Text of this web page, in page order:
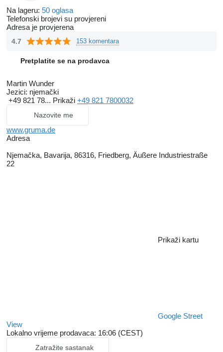
Na lageru: 50 oglasa
Telefonski brojevi su provjereni
Adresa je provjerena
4.7 153 komentara
Pretplatite se na prodavca
Martin Wunder
Jezici: njemački
+49 821 78... Prikaži +49 821 7800032
Nazovite me
www.gruma.de
Adresa
Njemačka, Bavarija, 86316, Friedberg, Äußere Industriestraße
22
Prikaži kartu
Google Street
View
Lokalno vrijeme prodavaca: 16:06 (CEST)
Zatražite sastanak